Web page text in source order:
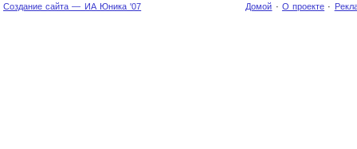
Создание сайта — ИА Юника '07 Домой · О проекте ·